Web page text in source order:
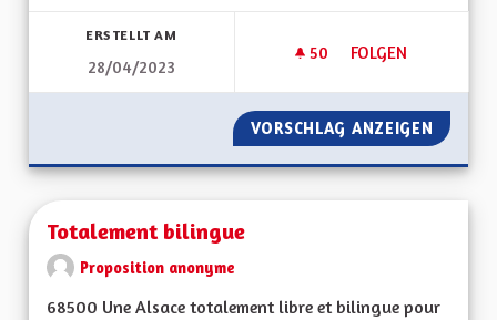
ERSTELLT AM
28/04/2023
50 50 FOLLOWER
FOLGEN
SOUTENIR
VORSCHLAG ANZEIGEN
Totalement bilingue
Proposition anonyme
68500 Une Alsace totalement libre et bilingue pour